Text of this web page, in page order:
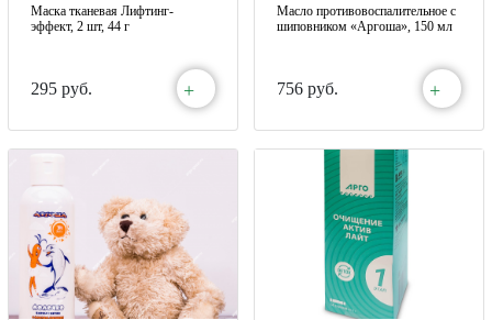
Маска тканевая Лифтинг-
эффект, 2 шт, 44 г
295 руб. +
Масло противовоспалительное с
шиповником «Аргоша», 150 мл
756 руб. +